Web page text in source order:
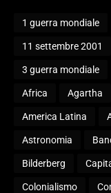
1 guerra mondiale
11 settembre 2001
3 guerra mondiale
Africa Agartha
America Latina
Astronomia
Bilderberg
Colonialismo